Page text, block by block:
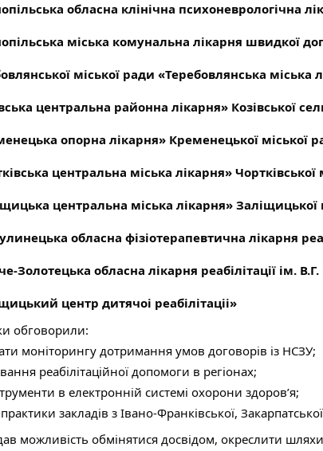
обласна клінічна психоневрологічна
міська комунальна лікарня швидкої
міської ради «Теребовлянська міська
центральна районна лікарня» Козівської
опорна лікарня» Кременецької міської
центральна міська лікарня» Чортківської
центральна міська лікарня» Заліщицької
обласна фізіотерапевтична лікарня
Золотецька обласна лікарня реабілітації ім.
центр дитячоі реабілітаціі»
обговорили:
моніторингу дотримання умов договорів із НСЗУ;
реабілітаційної допомоги в регіонах;
в електронній системі охорони здоров’я;
закладів з Івано-Франківської,
можливість обмінятися досвідом, окреслити